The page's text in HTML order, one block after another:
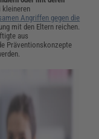
kleineren
Angriffen gegen die
mit den Eltern reichen.
aus
Präventionskonzepte